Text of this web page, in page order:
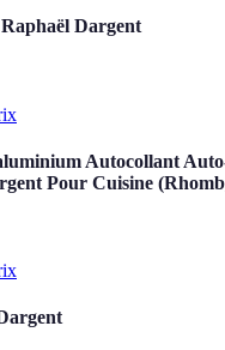
Dargent
Autocollant
Pour Cuisine